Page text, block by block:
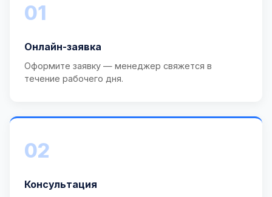
01
Онлайн-заявка
Оформите заявку — менеджер свяжется в
течение рабочего дня.
02
Консультация